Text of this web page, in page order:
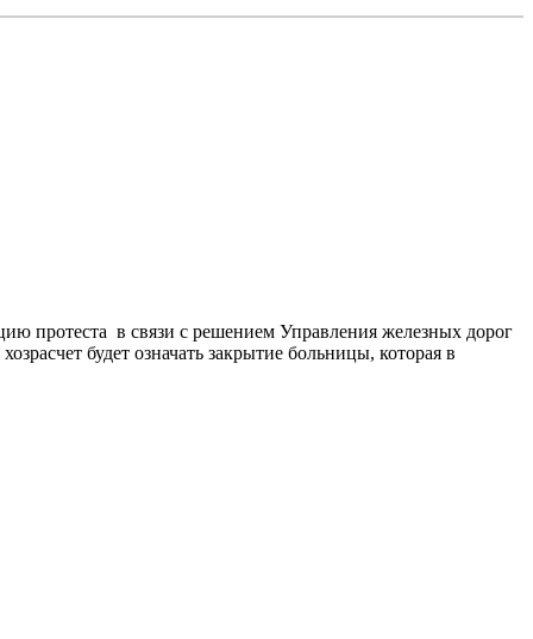
протеста в связи с решением Управления железных дорог
будет означать закрытие больницы, которая в